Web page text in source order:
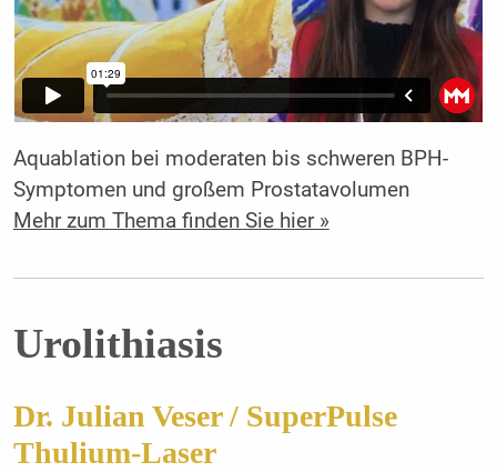
Aquablation bei moderaten bis schweren BPH-
Symptomen und großem Prostatavolumen
Mehr zum Thema finden Sie hier »
Urolithiasis
Dr. Julian Veser / SuperPulse
Thulium-Laser